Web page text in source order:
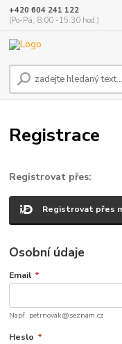
+420 604 241 122
(Po-Pá, 8:00 -15:30 hod.)
Registrace
Registrovat přes:
Registrovat přes
Osobní údaje
Email *
Např. petrnovak@seznam.cz
Heslo *